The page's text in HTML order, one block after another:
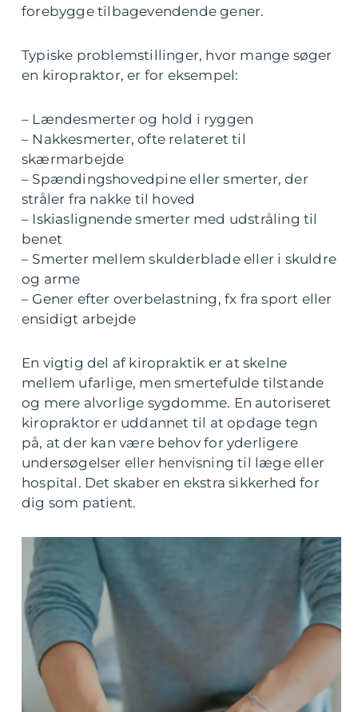
forebygge tilbagevendende gener.
Typiske problemstillinger, hvor mange søger
en kiropraktor, er for eksempel:
– Lændesmerter og hold i ryggen
– Nakkesmerter, ofte relateret til
skærmarbejde
– Spændingshovedpine eller smerter, der
stråler fra nakke til hoved
– Iskiaslignende smerter med udstråling til
benet
– Smerter mellem skulderblade eller i skuldre
og arme
– Gener efter overbelastning, fx fra sport eller
ensidigt arbejde
En vigtig del af kiropraktik er at skelne
mellem ufarlige, men smertefulde tilstande
og mere alvorlige sygdomme. En autoriseret
kiropraktor er uddannet til at opdage tegn
på, at der kan være behov for yderligere
undersøgelser eller henvisning til læge eller
hospital. Det skaber en ekstra sikkerhed for
dig som patient.